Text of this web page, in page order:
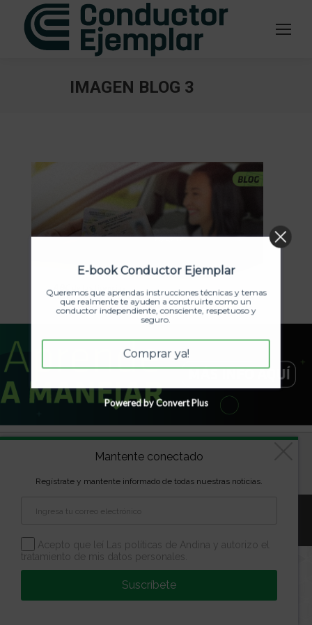
IMAGEN BLOG 3
propiedad de la Escuela Andina | Todos los derechos
reservados
Aviso Legal Política de Privacidad
Mantente conectado
Regístrate y mantente informado de todas nuestras noticias.
Acepto que leí Las políticas de Andina y autorizo el
tratamiento de mis datos personales.
Suscríbete
E-book Conductor Ejemplar
Queremos que aprendas instrucciones técnicas y temas
que realmente te ayuden a construirte como un
conductor independiente, consciente, respetuoso y
seguro.
Comprar ya!
Powered by Convert Plus